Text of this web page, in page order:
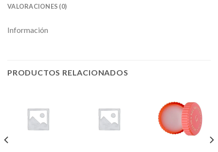
VALORACIONES (0)
Información
PRODUCTOS RELACIONADOS